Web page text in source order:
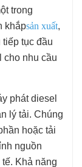
trong
khắpsản xuất,
tục đầu
cho nhu cầu
phát diesel
lý tải. Chúng
hoặc tải
nguồn
Khả năng